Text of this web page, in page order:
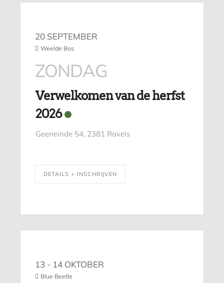
20 SEPTEMBER
Weelde Bos
ZONDAG
Verwelkomen van de herfst
2026
Geeneinde 54, 2381 Ravels
DETAILS + INSCHRIJVEN
13 - 14 OKTOBER
Blue Beetle